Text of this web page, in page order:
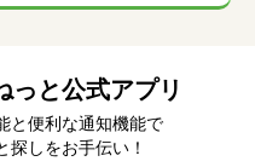
っと公式アプリ
と便利な通知機能で
探しをお手伝い！